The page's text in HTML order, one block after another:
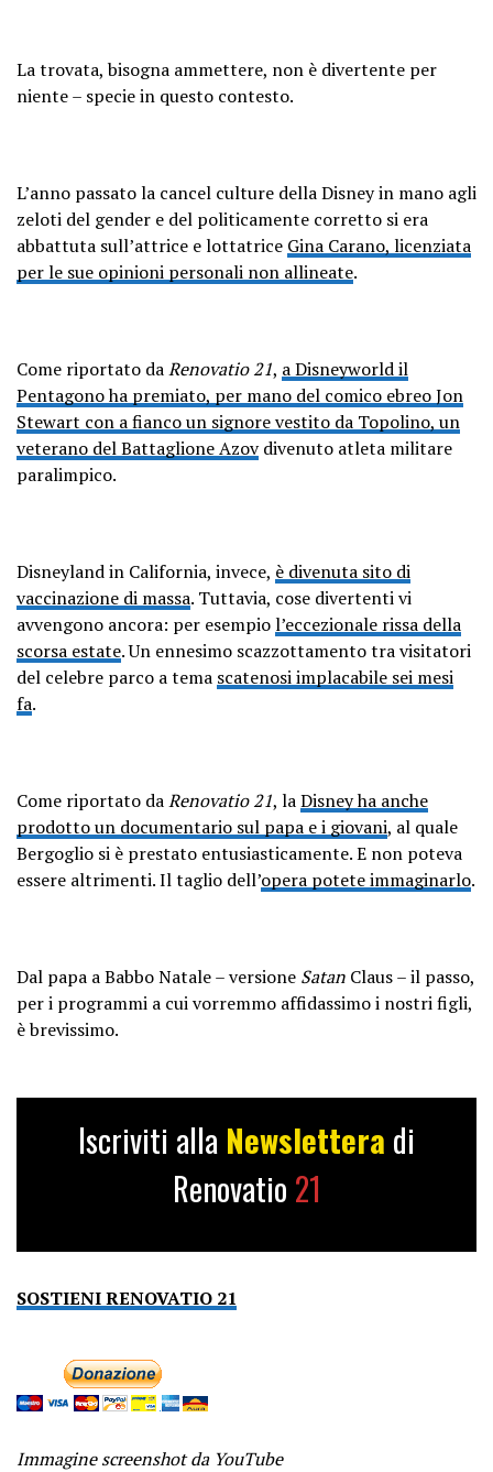
La trovata, bisogna ammettere, non è divertente per
niente – specie in questo contesto.
L’anno passato la cancel culture della Disney in mano agli
zeloti del gender e del politicamente corretto si era
abbattuta sull’attrice e lottatrice Gina Carano, licenziata
per le sue opinioni personali non allineate.
Come riportato daRenovatio 21, a Disneyworld il
Pentagono ha premiato, per mano del comico ebreo Jon
Stewart con a fianco un signore vestito da Topolino, un
veterano del Battaglione Azovdivenuto atleta militare
paralimpico.
Disneyland in California, invece, è divenuta sito di
vaccinazione di massa. Tuttavia, cose divertenti vi
avvengono ancora: per esempiol’eccezionale rissa della
scorsa estate. Un ennesimo scazzottamento tra visitatori
del celebre parco a tema scatenosi implacabile sei mesi
fa.
Come riportato daRenovatio 21, laDisney ha anche
prodotto un documentario sul papa e i giovani, al quale
Bergoglio si è prestato entusiasticamente. E non poteva
essere altrimenti. Il taglio dell’opera potete immaginarlo.
Dal papa a Babbo Natale – versione Satan Claus – il passo,
per i programmi a cui vorremmo affidassimo i nostri figli,
è brevissimo.
Iscriviti alla Newslettera di
Renovatio 21
SOSTIENI RENOVATIO 21
Immagine screenshot da YouTube